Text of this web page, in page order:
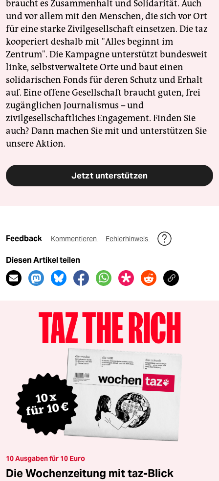
braucht es Zusammenhalt und Solidarität. Auch
und vor allem mit den Menschen, die sich vor Ort
für eine starke Zivilgesellschaft einsetzen. Die taz
kooperiert deshalb mit "Alles beginnt im
Zentrum". Die Kampagne unterstützt bundesweit
linke, selbstverwaltete Orte und baut einen
solidarischen Fonds für deren Schutz und Erhalt
auf. Eine offene Gesellschaft braucht guten, frei
zugänglichen Journalismus – und
zivilgesellschaftliches Engagement. Finden Sie
auch? Dann machen Sie mit und unterstützen Sie
unsere Aktion.
Jetzt unterstützen
Feedback Kommentieren Fehlerhinweis
Diesen Artikel teilen
10 Ausgaben für 10 Euro
Die Wochenzeitung mit taz-Blick